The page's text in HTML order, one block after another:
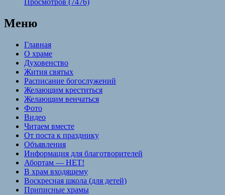
Просмотров (7476)
Меню
Главная
О храме
Духовенство
Жития святых
Расписание богослужений
Желающим креститься
Желающим венчаться
Фото
Видео
Читаем вместе
От поста к празднику
Объявления
Информация для благотворителей
Абортам — НЕТ!
В храм входящему
Воскресная школа (для детей)
Приписные храмы